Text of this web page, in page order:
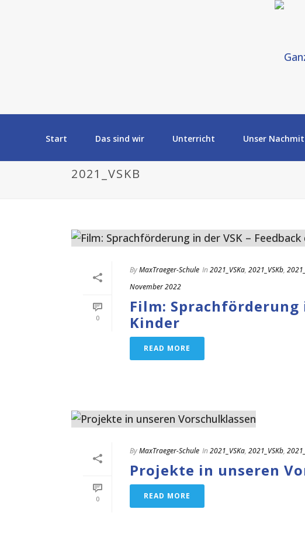
Start Das sind wir Unterricht Unser
2021_VSKB
0
ByMaxTraeger-Schule In2021_VSKa, 2021_VSKb,
November 2022
Film: Sprachförderung
Kinder
READ MORE
0
ByMaxTraeger-Schule In2021_VSKa, 2021_VSKb,
Projekte in unseren
READ MORE